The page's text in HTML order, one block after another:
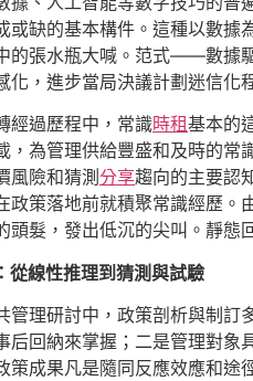
或缺的基本構件。這種以數據
的張水瓶大喊。范式——數據
化，進步當局決議計劃迷信化
經過歷程中，常識時租基本的
，為管理供給豐盛和及時的常
風險和猜測 分享趨向的主要認
政策落地前就積聚常識經歷。
頭髮，發出低沉的尖叫。靜態
從線性推理到猜測與試驗
管理研討中，政策剖析與制訂
后回納來掌握；二是管理對象
策成果凡是隨同反應效應和途